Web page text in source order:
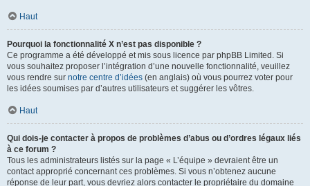
Haut
Pourquoi la fonctionnalité X n’est pas disponible ?
Ce programme a été développé et mis sous licence par phpBB Limited. Si
vous souhaitez proposer l’intégration d’une nouvelle fonctionnalité, veuillez
vous rendre sur notre centre d’idées (en anglais) où vous pourrez voter pour
les idées soumises par d’autres utilisateurs et suggérer les vôtres.
Haut
Qui dois-je contacter à propos de problèmes d’abus ou d’ordres légaux liés
à ce forum ?
Tous les administrateurs listés sur la page « L’équipe » devraient être un
contact approprié concernant ces problèmes. Si vous n’obtenez aucune
réponse de leur part, vous devriez alors contacter le propriétaire du domaine